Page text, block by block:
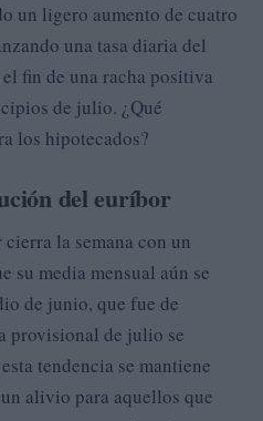
un ligero aumento de cuatro
una tasa diaria del
fin de una racha positiva
de julio. ¿Qué
los hipotecados?
del euríbor
la semana con un
su media mensual aún se
de junio, que fue de
provisional de julio se
tendencia se mantiene
alivio para aquellos que